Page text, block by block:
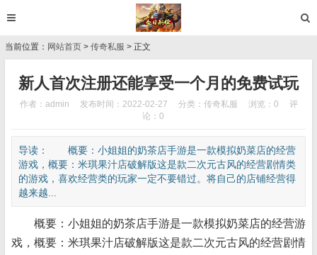
当前位置： 网站首页 > 传奇私服 > 正文
新人首次注册还能享受一个月的免费试玩
作者：admin 发布时间：2022-02-27 分类： 传奇私服 浏览：0
评
论：0
导读： 概要：小姐姐的奶茶店手游是一款模拟奶菜店的经营
游戏，概要：米琪果汁店破解版这是款二次元古风的经营剧情类
的游戏，喜欢经营类的玩家一定不要错过。将自己的店铺经营得
越来越...
概要：小姐姐的奶茶店手游是一款模拟奶菜店的经营游
戏，概要：米琪果汁店破解版这是款二次元古风的经营剧情